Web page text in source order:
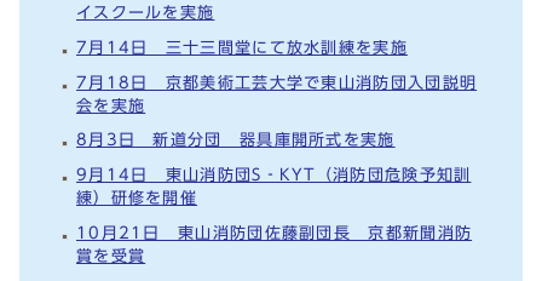
イスクールを実施
7月14日 三十三間堂にて放水訓練を実施
7月18日 京都美術工芸大学で東山消防団入団説明
会を実施
8月3日 新道分団 器具庫開所式を実施
9月14日 東山消防団S‐KYT（消防団危険予知訓
練）研修を開催
10月21日 東山消防団佐藤副団長 京都新聞消防
賞を受賞